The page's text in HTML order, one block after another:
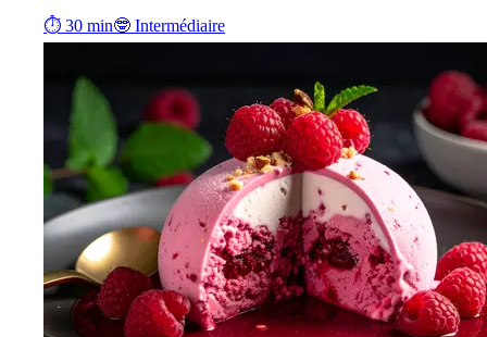
⏱ 30 min🤓 Intermédiaire